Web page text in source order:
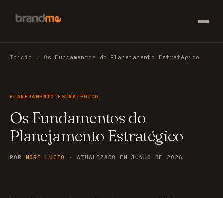
Início / Os Fundamentos do Planejamento Estratégico
PLANEJAMENTO ESTRATÉGICO
Os Fundamentos do
Planejamento Estratégico
POR NORI LUCIO · ATUALIZADO EM JUNHO DE 2026